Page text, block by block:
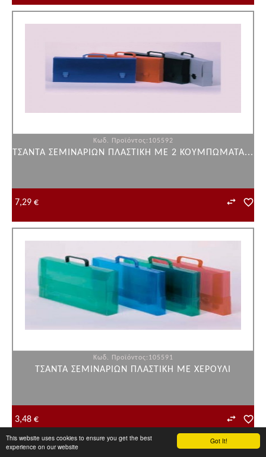
Got It!
This website uses cookies to ensure you get the best
experience on our website
Κωδ. Προϊόντος:105592
ΤΣΑΝΤΑ ΣΕΜΙΝΑΡΙΩΝ ΠΛΑΣΤΙΚΗ ΜΕ 2 ΚΟΥΜΠΩΜΑΤΑ...
7,29 €
Κωδ. Προϊόντος:105591
ΤΣΑΝΤΑ ΣΕΜΙΝΑΡΙΩΝ ΠΛΑΣΤΙΚΗ ΜΕ ΧΕΡΟΥΛΙ
3,48 €